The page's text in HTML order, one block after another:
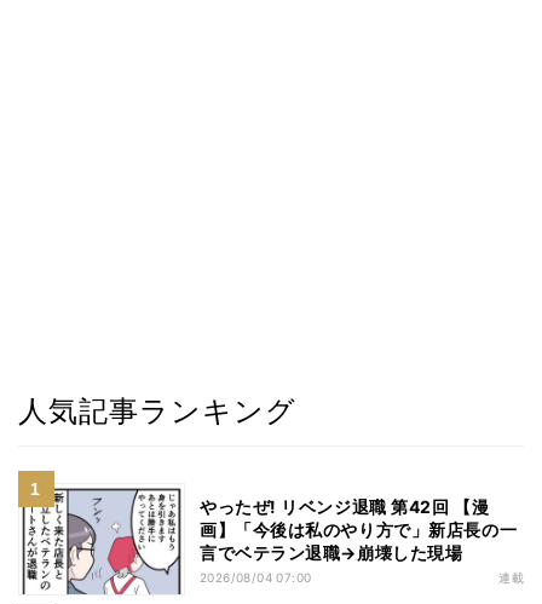
人気記事ランキング
やったぜ! リベンジ退職 第42回 【漫
画】「今後は私のやり方で」新店長の一
言でベテラン退職→崩壊した現場
2026/08/04 07:00 連載